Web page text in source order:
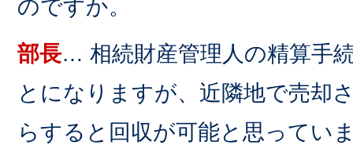
のですか。
部長… 相続財産管理人の精算手
とになりますが、近隣地で売却
らすると回収が可能と思ってい